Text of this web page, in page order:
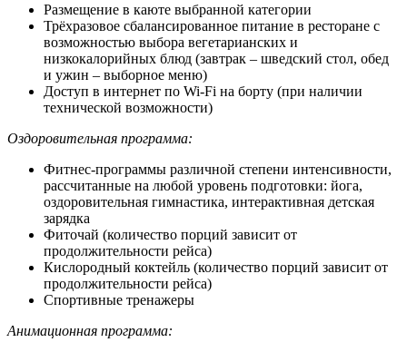
Размещение в каюте выбранной категории
Трёхразовое сбалансированное питание в ресторане с
возможностью выбора вегетарианских и
низкокалорийных блюд (завтрак – шведский стол, обед
и ужин – выборное меню)
Доступ в интернет по Wi-Fi на борту (при наличии
технической возможности)
Оздоровительная программа:
Фитнес-программы различной степени интенсивности,
рассчитанные на любой уровень подготовки: йога,
оздоровительная гимнастика, интерактивная детская
зарядка
Фиточай (количество порций зависит от
продолжительности рейса)
Кислородный коктейль (количество порций зависит от
продолжительности рейса)
Спортивные тренажеры
Анимационная программа: